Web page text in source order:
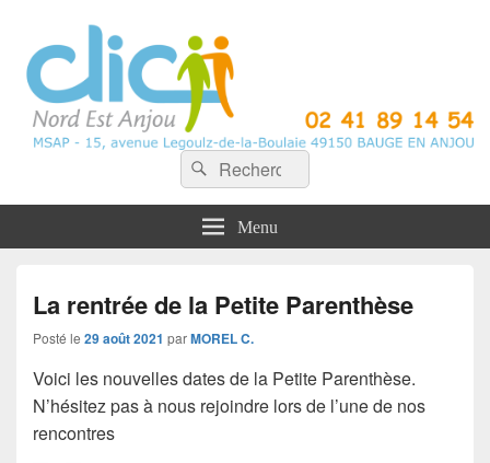
CLIC Nord Est Anjou
Recherche :
Rechercher
Menu
La rentrée de la Petite Parenthèse
Posté le 29 août 2021 parMOREL C.
Voici les nouvelles dates de la Petite Parenthèse.
N’hésitez pas à nous rejoindre lors de l’une de nos
rencontres